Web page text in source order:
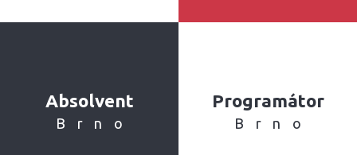
Absolvent
Brno
Programátor
Brno